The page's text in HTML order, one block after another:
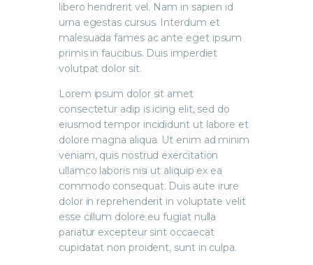
libero hendrerit vel. Nam in sapien id
urna egestas cursus. Interdum et
malesuada fames ac ante eget ipsum
primis in faucibus. Duis imperdiet
volutpat dolor sit.
Lorem ipsum dolor sit amet
consectetur adip is icing elit, sed do
eiusmod tempor incididunt ut labore et
dolore magna aliqua. Ut enim ad minim
veniam, quis nostrud exercitation
ullamco laboris nisi ut aliquip ex ea
commodo consequat. Duis aute irure
dolor in reprehenderit in voluptate velit
esse cillum dolore eu fugiat nulla
pariatur excepteur sint occaecat
cupidatat non proident, sunt in culpa.